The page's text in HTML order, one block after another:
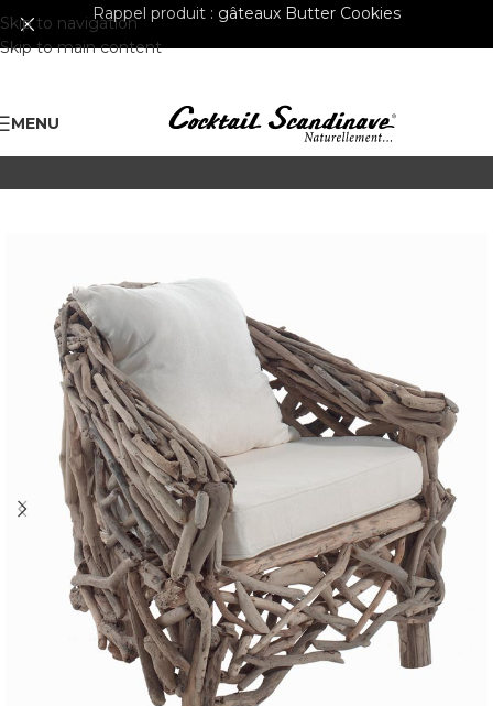
Skip to navigation
Skip to main content
Rappel produit : gâteaux Butter Cookies
MENU